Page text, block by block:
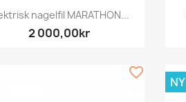
Snabbvy
nagelfil MARATHON...
2 000,00kr
favorite_border
NY